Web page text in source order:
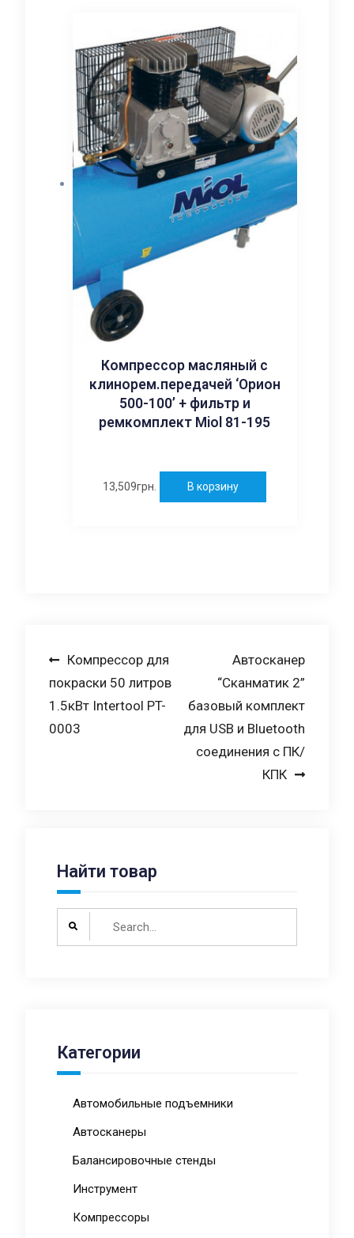
Компрессор масляный с
клинорем.передачей ‘Орион
500-100’ + фильтр и
ремкомплект Miol 81-195
13,509грн. В корзину
Навигация
по
записям
Компрессор для
покраски 50 литров
1.5кВт Intertool PT-
0003
Автосканер
“Сканматик 2”
базовый комплект
для USB и Bluetooth
соединения с ПК/
КПК
Найти товар
Категории
Автомобильные подъемники
Автосканеры
Балансировочные стенды
Инструмент
Компрессоры